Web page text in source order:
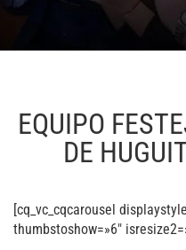
EQUIPO
DE
[cq_vc_cqcarousel
thumbstoshow=»6″